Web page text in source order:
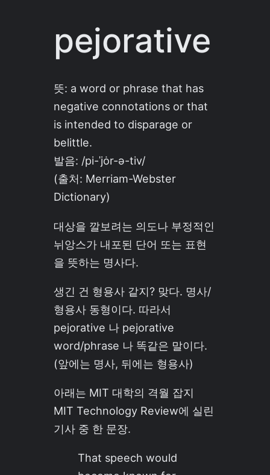
pejorative
뜻: a word or phrase that has
negative connotations or that
is intended to disparage or
belittle.
발음: /pi-ˈjȯr-ə-tiv/
(출처: Merriam-Webster
Dictionary)
대상을 깔보려는 의도나 부정적인
뉘앙스가 내포된 단어 또는 표현
을 뜻하는 명사다.
생긴 건 형용사 같지? 맞다. 명사/
형용사 동형이다. 따라서
pejorative 나 pejorative
word/phrase 나 똑같은 말이다.
(앞에는 명사, 뒤에는 형용사)
아래는 MIT 대학의 격월 잡지
MIT Technology Review에 실린
기사 중 한 문장.
That speech would